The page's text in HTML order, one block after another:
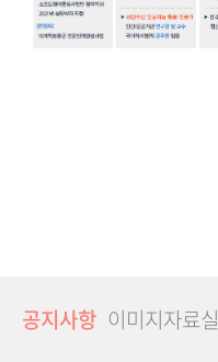
공지사항 이미지자료실